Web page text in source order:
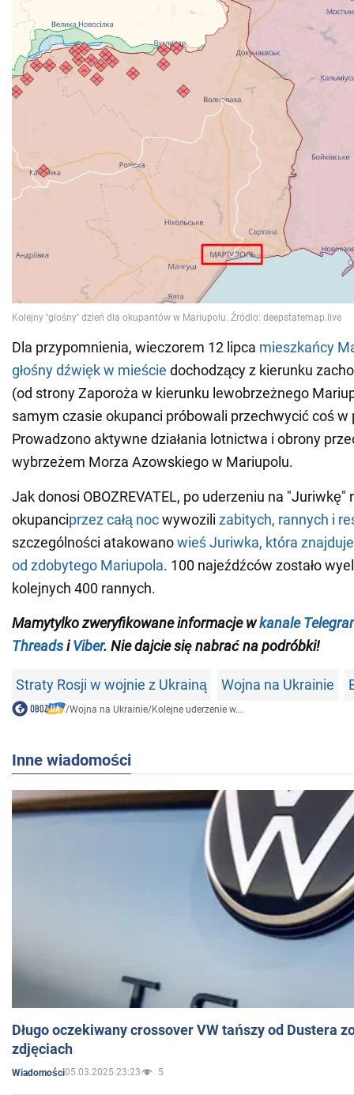
Dla przypomnienia, wieczorem 12 lipca mieszkańcy
głośny dźwięk w mieście dochodzący z kierunku
(od strony Zaporoża w kierunku lewobrzeżnego
samym czasie okupanci próbowali przechwycić coś w
Prowadzono aktywne działania lotnictwa i obrony
wybrzeżem Morza Azowskiego w Mariupolu.
Jak donosi OBOZREVATEL, po uderzeniu na "Juriwkę"
okupanciprzez całą nocwywozili zabitych, rannych i
szczególności atakowanowieś Juriwka, która
od zdobytego Mariupola. 100 najeźdźców zostało
kolejnych 400 rannych.
Mamytylkozweryfikowane informacje wkanale
ThreadsiViber. Nie dajcie się nabrać na podróbki!
Straty Rosji w wojnie z Ukrainą Wojna na Ukrainie
/Wojna na Ukrainie/Kolejne uderzenie w...
Inne wiadomości
Długo oczekiwany crossover VW tańszy od Dustera
zdjęciach
Wiadomości05.03.2025 23:23 5